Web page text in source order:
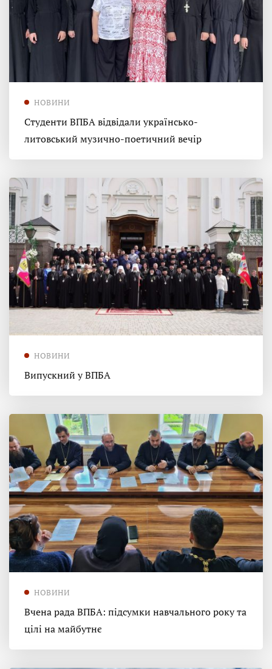
НОВИНИ
Студенти ВПБА відвідали українсько-
литовський музично-поетичний вечір
НОВИНИ
Випускний у ВПБА
НОВИНИ
Вчена рада ВПБА: підсумки навчального року та
цілі на майбутнє